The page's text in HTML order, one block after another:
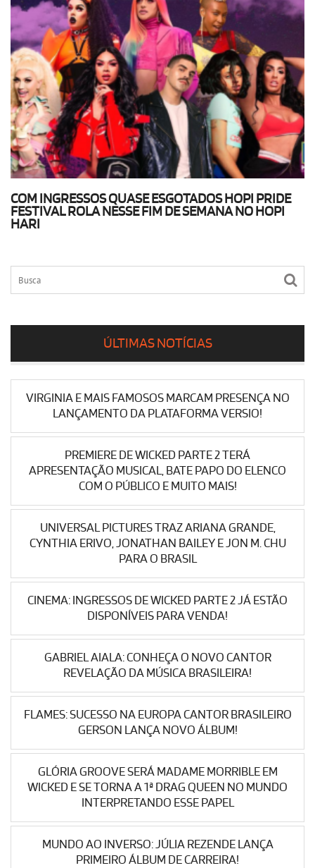
COM INGRESSOS QUASE ESGOTADOS HOPI PRIDE
FESTIVAL ROLA NESSE FIM DE SEMANA NO HOPI
HARI
ÚLTIMAS NOTÍCIAS
VIRGINIA E MAIS FAMOSOS MARCAM PRESENÇA NO
LANÇAMENTO DA PLATAFORMA VERSIO!
PREMIERE DE WICKED PARTE 2 TERÁ
APRESENTAÇÃO MUSICAL, BATE PAPO DO ELENCO
COM O PÚBLICO E MUITO MAIS!
UNIVERSAL PICTURES TRAZ ARIANA GRANDE,
CYNTHIA ERIVO, JONATHAN BAILEY E JON M. CHU
PARA O BRASIL
CINEMA: INGRESSOS DE WICKED PARTE 2 JÁ ESTÃO
DISPONÍVEIS PARA VENDA!
GABRIEL AIALA: CONHEÇA O NOVO CANTOR
REVELAÇÃO DA MÚSICA BRASILEIRA!
FLAMES: SUCESSO NA EUROPA CANTOR BRASILEIRO
GERSON LANÇA NOVO ÁLBUM!
GLÓRIA GROOVE SERÁ MADAME MORRIBLE EM
WICKED E SE TORNA A 1ª DRAG QUEEN NO MUNDO
INTERPRETANDO ESSE PAPEL
MUNDO AO INVERSO: JÚLIA REZENDE LANÇA
PRIMEIRO ÁLBUM DE CARREIRA!